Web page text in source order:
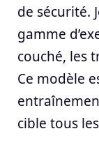
de sécurité.
gamme
couché, les
Ce modèle
cible tous